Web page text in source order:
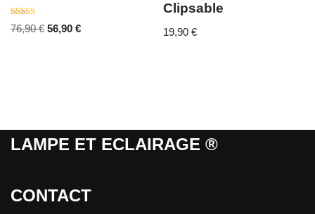
Note
4.00
76,90€ 56,90 €
Clipsable
19,90€
LAMPE ET ECLAIRAGE ®
CONTACT